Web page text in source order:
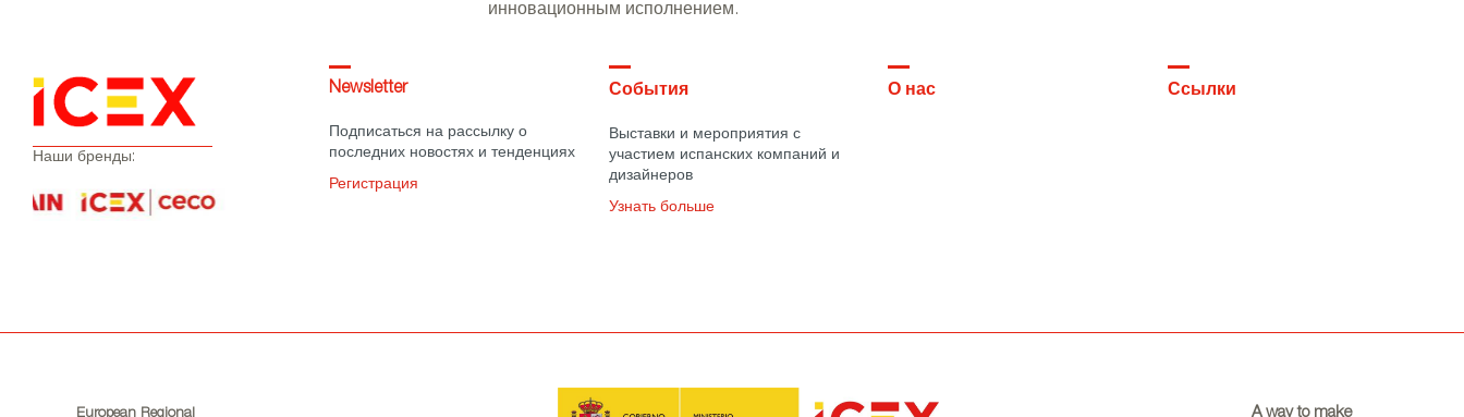
инновационным исполнением.
Наши бренды:
Newsletter
Подписаться на рассылку о
последних новостях и тенденциях
Регистрация
События
Выставки и мероприятия с
участием испанских компаний и
дизайнеров
Узнать больше
О нас Ссылки
A way to make